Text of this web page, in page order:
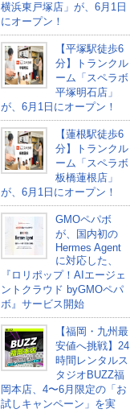
横浜東戸塚店」が、6月1日
にオープン！
【平塚駅徒歩6
分】トランクル
ーム「スペラボ
平塚明石店」
が、6月1日にオープン！
【蓮根駅徒歩6
分】トランクル
ーム「スペラボ
板橋蓮根店」
が、6月1日にオープン！
GMOペパボ
が、国内初の
Hermes Agent
に対応した、
『ロリポップ！AIエージェ
ントクラウド byGMOペパ
ボ』サービス開始
【福岡・九州最
安値へ挑戦】24
時間レンタルス
タジオBUZZ福
岡本店、4〜6月限定の「お
試しキャンペーン」を実